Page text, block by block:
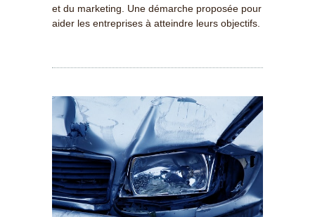
et du marketing. Une démarche proposée pour
aider les entreprises à atteindre leurs objectifs.